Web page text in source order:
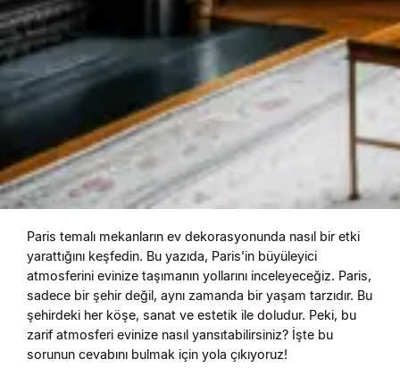
Paris temalı mekanların ev dekorasyonunda nasıl bir etki
yarattığını keşfedin. Bu yazıda, Paris’in büyüleyici
atmosferini evinize taşımanın yollarını inceleyeceğiz. Paris,
sadece bir şehir değil, aynı zamanda bir yaşam tarzıdır. Bu
şehirdeki her köşe, sanat ve estetik ile doludur. Peki, bu
zarif atmosferi evinize nasıl yansıtabilirsiniz? İşte bu
sorunun cevabını bulmak için yola çıkıyoruz!